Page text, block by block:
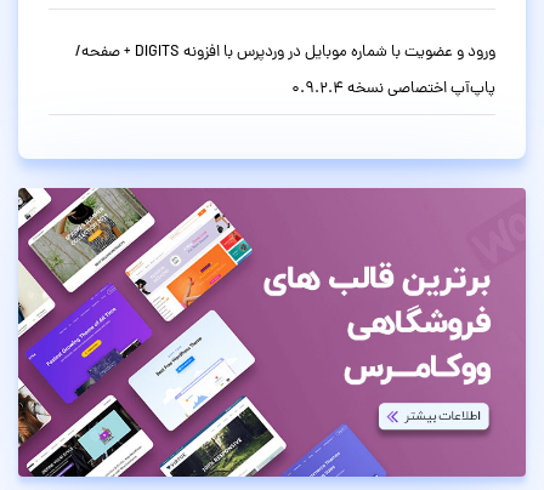
ورود و عضویت با شماره موبایل در وردپرس با افزونه DIGITS + صفحه/
پاپ‌آپ اختصاصی نسخه 0.9.2.4